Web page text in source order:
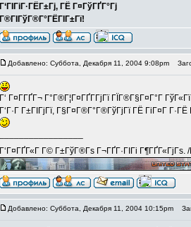
Г‘ГІГіГ·ГЁГ±Гј, ГЁ Г¤ГўГҐГ°Гј
Г®ГІГўГ®Г°ГЁГІГ±Гї!
Добавлено: Суббота, Декабря 11, 2004 9:08pm
Г‘ Г¤Г­ГҐГ¬ Г°Г®Г¦Г¤ГҐГ­ГјГї ГЇГ®Г§Г¤Г°Г
Г‘Г·Г Г±ГІГјГї, Г§Г¤Г®Г°Г®ГўГјГї ГЁ ГіГ¤Г Г·ГЁ
Г‘Г¤ГҐГ«Г Г© Г±ГўГ®Гѕ Г¬ГҐГ·ГІГі Г¶ГҐГ«ГјГѕ.
Добавлено: Суббота, Декабря 11, 2004 10:15pm